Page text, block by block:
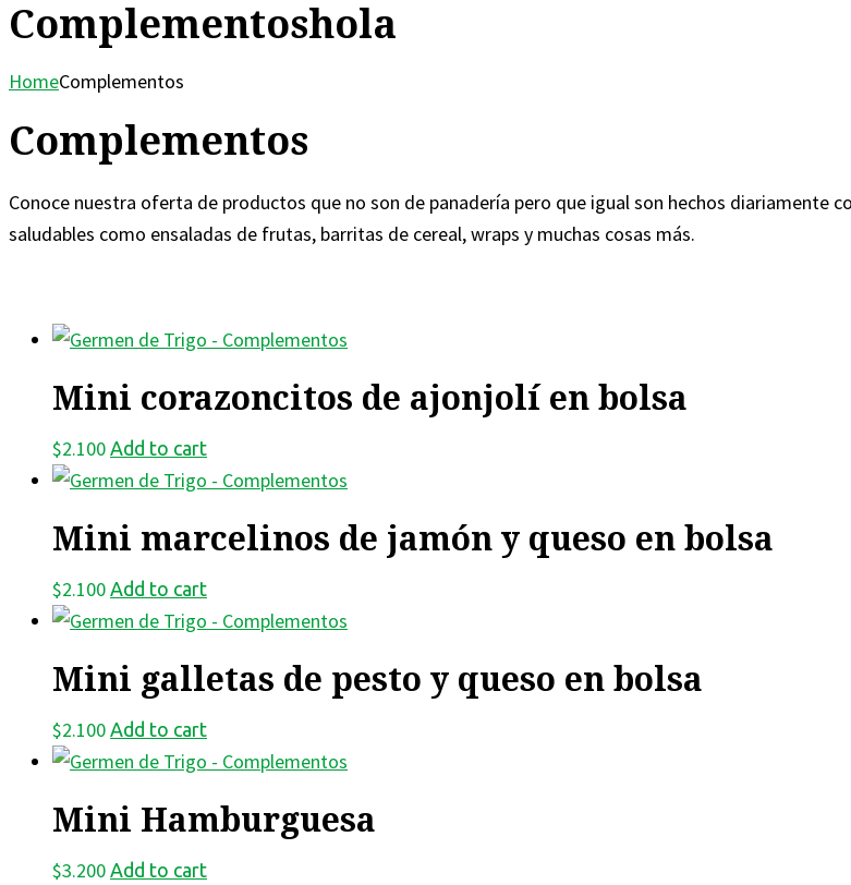
Complementoshola
HomeComplementos
Complementos
Conoce nuestra oferta de productos que no son de panadería pero que igual son hechos diariamente
saludables como ensaladas de frutas, barritas de cereal, wraps y muchas cosas más.
Mini corazoncitos de ajonjolí en bolsa
$2.100 Add to cart
Mini marcelinos de jamón y queso en bolsa
$2.100 Add to cart
Mini galletas de pesto y queso en bolsa
$2.100 Add to cart
Mini Hamburguesa
$3.200 Add to cart